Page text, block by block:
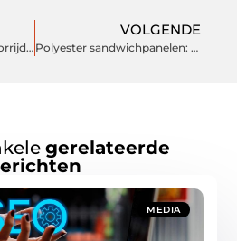
Handige apps voor motorrijders!
VOLGENDE
Polyester sandwichpanelen: een van de meest efficiënte soorten afwerkplaten
gerelateerde
MEDIA